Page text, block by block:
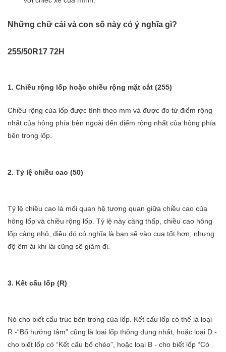
Những chữ cái và con số này có ý nghĩa gì?
255/50R17 72H
1. Chiều rộng lốp hoặc chiều rộng mặt cắt (255)
Chiều rộng của lốp được tính theo mm và được đo từ điểm rộng
nhất của hông phía bên ngoài đến điểm rộng nhất của hông phía
bên trong lốp.
2. Tỷ lệ chiều cao (50)
Tỷ lệ chiều cao là mối quan hệ tương quan giữa chiều cao của
hông lốp và chiều rộng lốp. Tỷ lệ này càng thấp, chiều cao hông
lốp càng nhỏ, điều đó có nghĩa là bạn sẽ vào cua tốt hơn, nhưng
độ êm ái khi lái cũng sẽ giảm đi.
3. Kết cấu lốp (R)
Nó cho biết cấu trúc bên trong của lốp. Kết cấu lốp có thể là loại
R -“Bố hướng tâm” cũng là loại lốp thông dụng nhất, hoặc loại D -
cho biết lốp có “Kết cấu bố chéo”, hoặc loại B - cho biết lốp “Có